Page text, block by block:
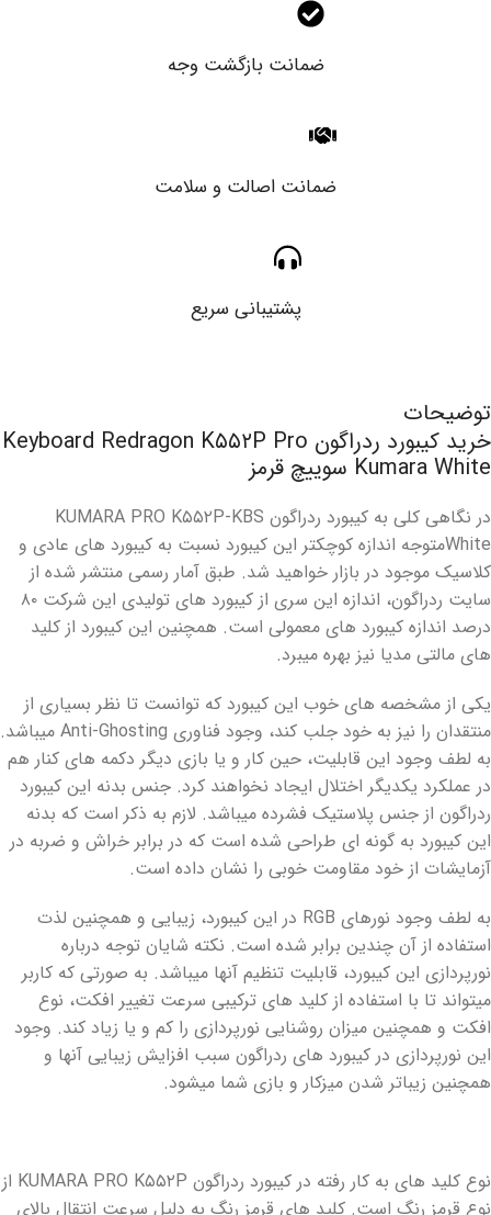
ضمانت بازگشت وجه
ضمانت اصالت و سلامت
پشتیبانی سریع
توضیحات
خرید کیبورد ردراگون Keyboard Redragon K۵۵۲P Pro
Kumara White سوییچ قرمز
در نگاهی کلی به کیبورد ردراگون KUMARA PRO K۵۵۲P-KBS
Whiteمتوجه اندازه کوچکتر این کیبورد نسبت به کیبورد های عادی و
کلاسیک موجود در بازار خواهید شد. طبق آمار رسمی منتشر شده از
سایت ردراگون، اندازه این سری از کیبورد های تولیدی این شرکت ۸۰
درصد اندازه کیبورد های معمولی است. همچنین این کیبورد از کلید
های مالتی مدیا نیز بهره میبرد.
یکی از مشخصه های خوب این کیبورد که توانست تا نظر بسیاری از
منتقدان را نیز به خود جلب کند، وجود فناوری Anti-Ghosting میباشد.
به لطف وجود این قابلیت، حین کار و یا بازی دیگر دکمه های کنار هم
در عملکرد یکدیگر اختلال ایجاد نخواهند کرد. جنس بدنه این کیبورد
ردراگون از جنس پلاستیک فشرده میباشد. لازم به ذکر است که بدنه
این کیبورد به گونه ای طراحی شده است که در برابر خراش و ضربه در
آزمایشات از خود مقاومت خوبی را نشان داده است.
به لطف وجود نورهای RGB در این کیبورد، زیبایی و همچنین لذت
استفاده از آن چندین برابر شده است. نکته شایان توجه درباره
نورپردازی این کیبورد، قابلیت تنظیم آنها میباشد. به صورتی که کاربر
میتواند تا با استفاده از کلید های ترکیبی سرعت تغییر افکت، نوع
افکت و همچنین میزان روشنایی نورپردازی را کم و یا زیاد کند. وجود
این نورپردازی در کیبورد های ردراگون سبب افزایش زیبایی آنها و
همچنین زیباتر شدن میزکار و بازی شما میشود.
نوع کلید های به کار رفته در کیبورد ردراگون KUMARA PRO K۵۵۲P از
نوع قرمز رنگ است. کلید های قرمز رنگ به دلیل سرعت انتقال بالای